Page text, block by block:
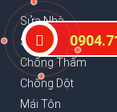
Sửa Nhà
Sơn Nhà
Chống Thấm
Chống Dột
Mái Tôn